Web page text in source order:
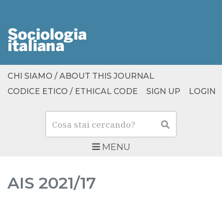
MENU
Cerca Cerca
CHI SIAMO / ABOUT THIS JOURNAL
CODICE ETICO / ETHICAL CODE
SIGN UP LOGIN
AIS 2021/17